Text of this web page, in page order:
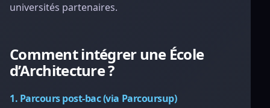
universités partenaires.
Comment intégrer une École
d’Architecture ?
1. Parcours post-bac (via Parcoursup)